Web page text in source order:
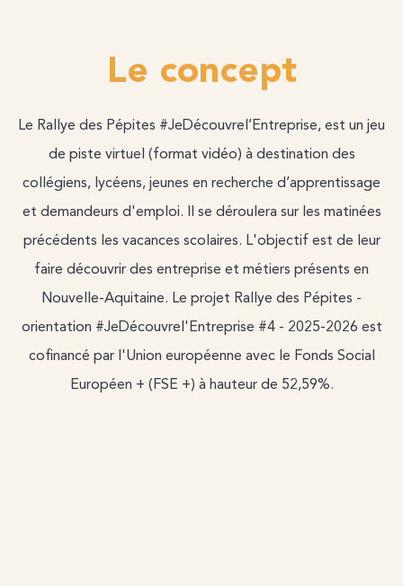
Le concept
Le Rallye des Pépites #JeDécouvrel’Entreprise, est un jeu
de piste virtuel (format vidéo) à destination des
collégiens, lycéens, jeunes en recherche d’apprentissage
et demandeurs d'emploi. Il se déroulera sur les matinées
précédents les vacances scolaires. L'objectif est de leur
faire découvrir des entreprise et métiers présents en
Nouvelle-Aquitaine. Le projet Rallye des Pépites -
orientation #JeDécouvrel'Entreprise #4 - 2025-2026 est
cofinancé par l'Union européenne avec le Fonds Social
Européen + (FSE +) à hauteur de 52,59%.